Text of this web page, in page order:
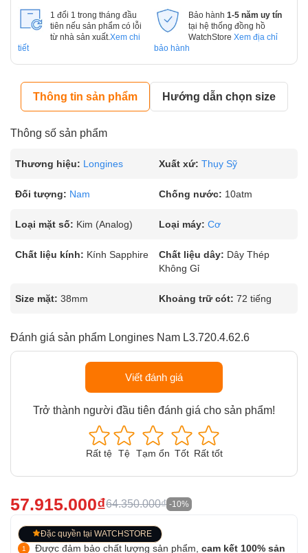
1 đổi 1 trong tháng đầu
tiên nếu sản phẩm có lỗi
từ nhà sản xuất. Xem chi
tiết
Bảo hành 1-5 năm uy tín
tại hệ thống đồng hồ
WatchStore Xem địa chỉ
bảo hành
Thông tin sản phẩm Hướng dẫn chọn size
Thông số sản phẩm
Thương hiệu: Longines Xuất xứ: Thụy Sỹ
Đối tượng: Nam Chống nước: 10atm
Loại mặt số: Kim (Analog) Loại máy: Cơ
Chất liệu kính: Kính Sapphire Chất liệu dây: Dây Thép
Không Gỉ
Size mặt: 38mm Khoảng trữ cót: 72 tiếng
Đánh giá sản phẩm Longines Nam L3.720.4.62.6
Viết đánh giá
Trở thành người đầu tiên đánh giá cho sản phẩm!
Rất tệ Tệ Tạm ổn Tốt Rất tốt
57.915.000₫64.350.000₫ -10%
Đặc quyền tại WATCHSTORE
Được đảm bảo chất lượng sản phẩm, cam kết 100% sản